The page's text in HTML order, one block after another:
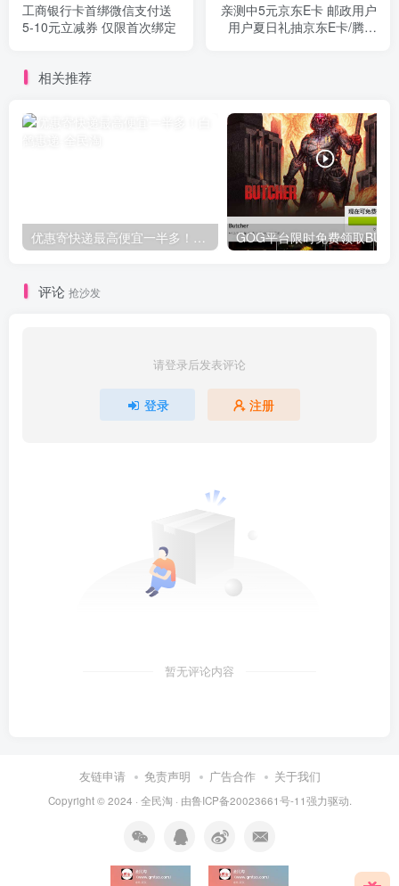
工商银行卡首绑微信支付送
5-10元立减券 仅限首次绑定
亲测中5元京东E卡 邮政用户
用户夏日礼抽京东E卡/腾讯
相关推荐
优惠寄快递最高便宜一半多！白鸽惠递
评论 抢沙发
请登录后发表评论
登录 注册
暂无评论内容
友链申请 免责声明 广告合作 关于我们
Copyright © 2024 · 全民淘 · 由鲁ICP备20023661号-11强力驱动.